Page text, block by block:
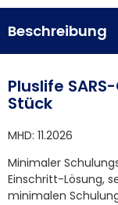
Beschreibung
Pluslife
Stück
MHD: 11.2026
Minimaler
Einschritt-Lösung,
minimalen